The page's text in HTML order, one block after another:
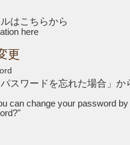
はこちらから
here
更
スワードを忘れた場合」か
can change your password